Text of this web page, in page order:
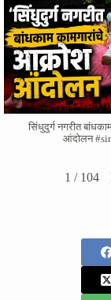
सिंधुदुर्ग नगरीत
आंदोलन
1 / 104